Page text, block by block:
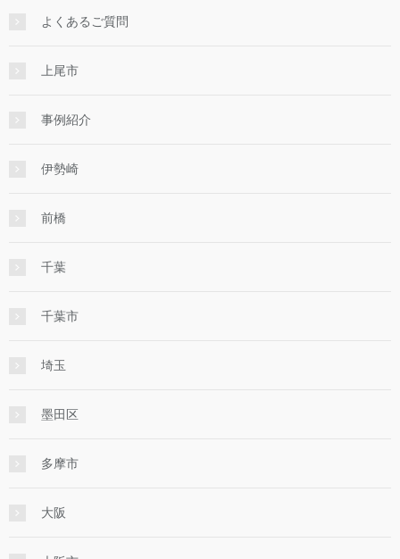
よくあるご質問
上尾市
事例紹介
伊勢崎
前橋
千葉
千葉市
埼玉
墨田区
多摩市
大阪